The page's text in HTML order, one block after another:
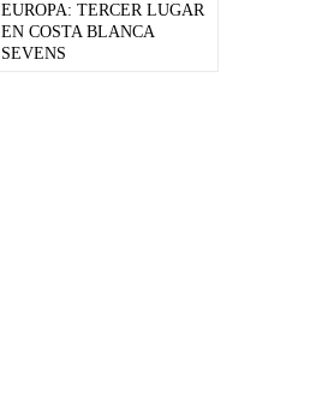
EUROPA: TERCER LUGAR
EN COSTA BLANCA
SEVENS